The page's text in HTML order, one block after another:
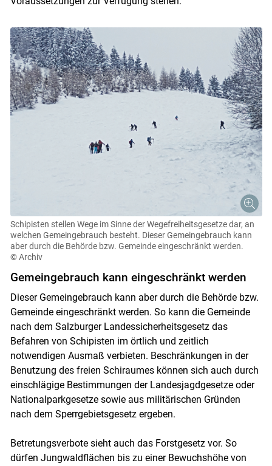
Schipisten stellen Wege im Sinne der Wegefreiheitsgesetze dar, an
welchen Gemeingebrauch besteht. Dieser Gemeingebrauch kann
aber durch die Behörde bzw. Gemeinde eingeschränkt werden.
© Archiv
Gemeingebrauch kann eingeschränkt werden
Dieser Gemeingebrauch kann aber durch die Behörde bzw.
Gemeinde eingeschränkt werden. So kann die Gemeinde
nach dem Salzburger Landessicherheitsgesetz das
Befahren von Schipisten im örtlich und zeitlich
notwendigen Ausmaß verbieten. Beschränkungen in der
Benutzung des freien Schiraumes können sich auch durch
einschlägige Bestimmungen der Landesjagdgesetze oder
Nationalparkgesetze sowie aus militärischen Gründen
nach dem Sperrgebietsgesetz ergeben.
Betretungsverbote sieht auch das Forstgesetz vor. So
dürfen Jungwaldflächen bis zu einer Bewuchshöhe von